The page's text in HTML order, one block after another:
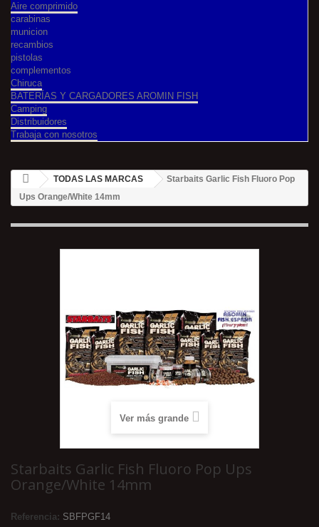
Aire comprimido
carabinas
municion
recambios
pistolas
complementos
Chiruca
BATERÍAS Y CARGADORES AROMIN FISH
Camping
Distribuidores
Trabaja con nosotros
TODAS LAS MARCAS
Starbaits Garlic Fish Fluoro Pop
Ups Orange/White 14mm
Ver más grande
Starbaits Garlic Fish Fluoro Pop Ups
Orange/White 14mm
Referencia: SBFPGF14